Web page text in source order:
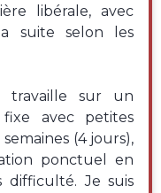
libérale, avec
suite selon les
travaille sur un
avec petites
(4 jours),
ponctuel en
difficulté. Je suis